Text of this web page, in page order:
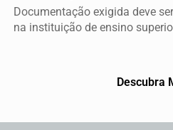
Documentação exigida deve
na instituição de ensino
Descubra